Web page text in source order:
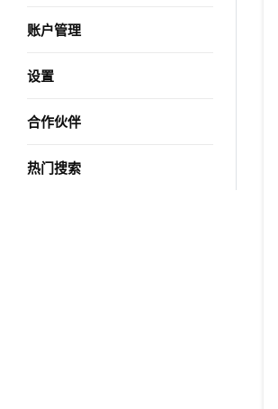
账户管理
设置
合作伙伴
热门搜索